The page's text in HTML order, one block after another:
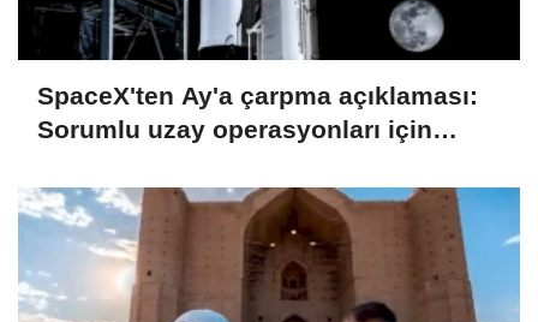
SpaceX'ten Ay'a çarpma açıklaması:
Sorumlu uzay operasyonları için